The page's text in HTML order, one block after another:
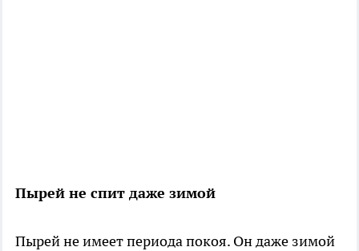
Пырей не спит даже зимой
Пырей не имеет периода покоя. Он даже зимой